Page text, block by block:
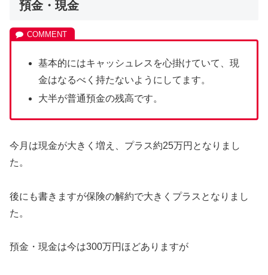
預金・現金
基本的にはキャッシュレスを心掛けていて、現
金はなるべく持たないようにしてます。
大半が普通預金の残高です。
今月は現金が大きく増え、プラス約25万円となりまし
た。
後にも書きますが保険の解約で大きくプラスとなりまし
た。
預金・現金は今は300万円ほどありますが